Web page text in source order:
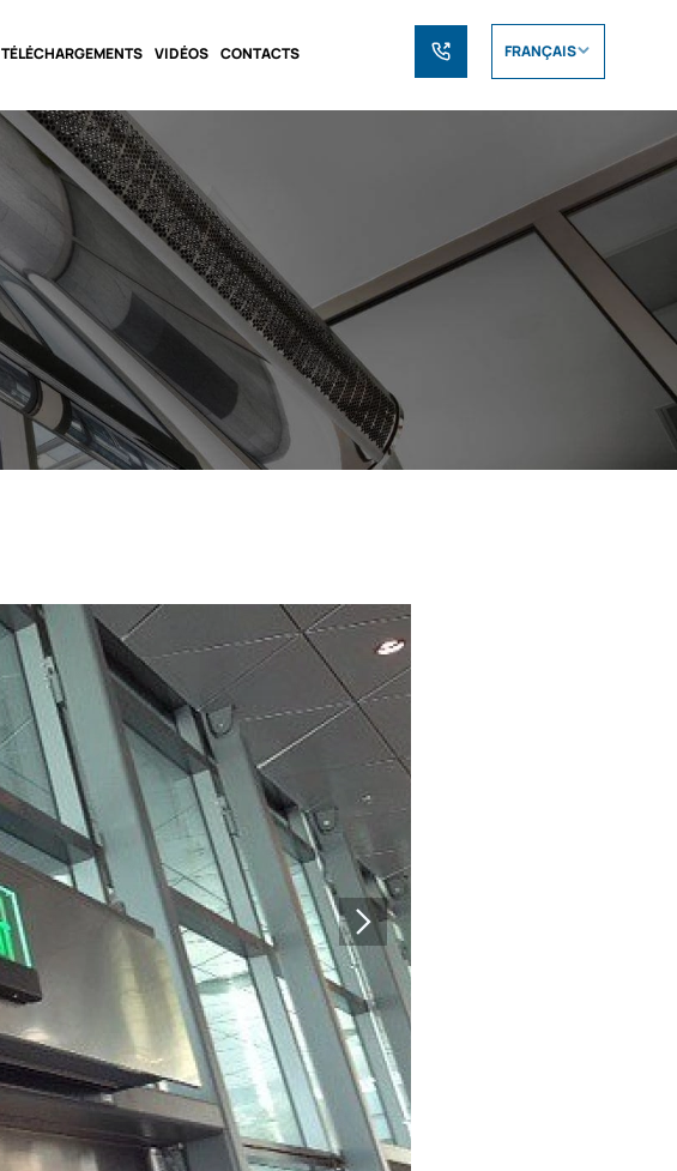
TÉLÉCHARGEMENTS VIDÉOS CONTACTS FRANÇAIS